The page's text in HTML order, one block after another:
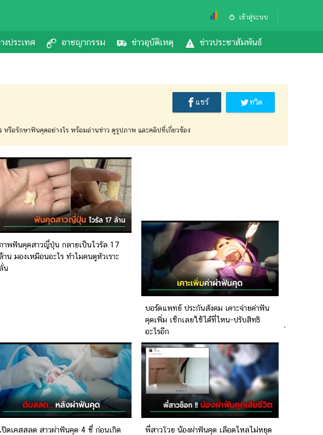
เข้าสู่ระบบ
งประเทศ อาชญากรรม ข่าวอุบัติเหตุ ข่าวประชาสัมพันธ์
รือรักษาฟันคุดอย่างไร พร้อมอ่านข่าว ดูรูปภาพ และคลิปที่เกี่ยวข้อง
แชร์ ทวิต
าพฟันคุดสาวญี่ปุ่น กลายเป็นไวรัล 17
าน มองเหมือนอะไร ทำไมคนดูหัวเราะ
น
บอร์ดแพทย์ ประกันสังคม เคาะจ่ายค่าฟัน
คุดเพิ่ม เช็กเลยใช้ได้ที่ไหน-ปรับสิทธิ
อะไรอีก
ปิดเคสสลด สาวผ่าฟันคุด 4 ซี่ ก่อนเกิด
พี่สาวโวย น้องผ่าฟันคุด เลือดไหลไม่หยุด
`